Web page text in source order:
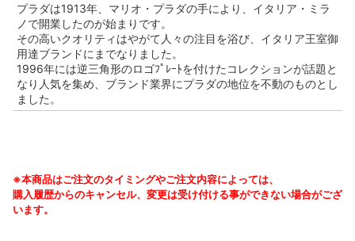
プラダは1913年、マリオ・プラダの手により、イタリア・ミラ
ノで開業したのが始まりです。
その高いクオリティはやがて人々の注目を浴び、イタリア王室御
用達ブランドにまでなりました。
1996年には逆三角形のロゴﾌﾟﾚｰﾄを付けたコレクションが話題と
なり人気を集め、ブランド業界にプラダの地位を不動のものとし
ました。
※本商品はご注文のタイミングやご注文内容によっては、
購入履歴からのキャンセル、変更は受け付ける事ができない場合がござ
います。